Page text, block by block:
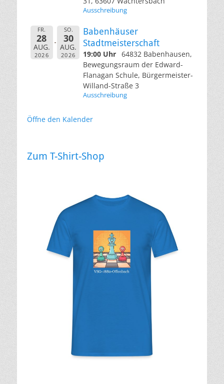
Ausschreibung
FR.
28
AUG.
2026
SO.
30
AUG.
2026
Babenhäuser
Stadtmeisterschaft
19:00 Uhr 64832 Babenhausen,
Bewegungsraum der Edward-
Flanagan Schule, Bürgermeister-
Willand-Straße 3
Ausschreibung
Öffne den Kalender
Zum T-Shirt-Shop